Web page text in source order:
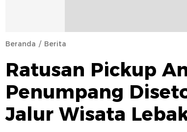
Beranda Berita
Ratusan Pickup
Penumpang
Jalur Wisata